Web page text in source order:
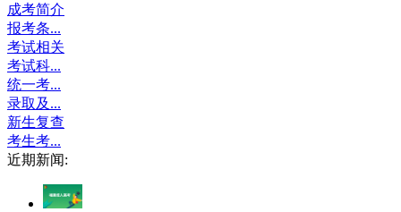
成考简介
报考条...
考试相关
考试科...
统一考...
录取及...
新生复查
考生考...
近期新闻: